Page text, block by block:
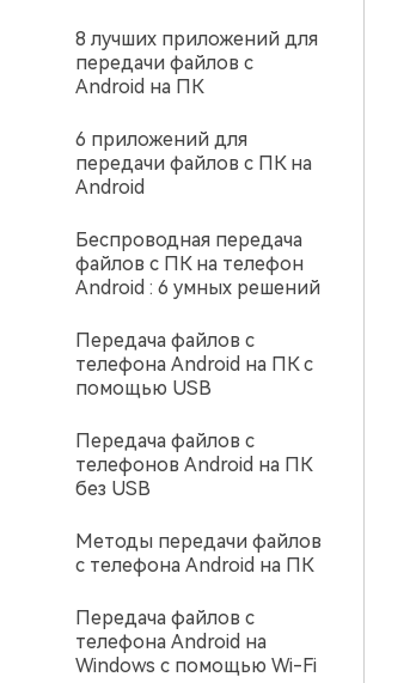
8 лучших приложений для
передачи файлов с
Android на ПК
6 приложений для
передачи файлов с ПК на
Android
Беспроводная передача
файлов с ПК на телефон
Android : 6 умных решений
Передача файлов с
телефона Android на ПК с
помощью USB
Передача файлов с
телефонов Android на ПК
без USB
Методы передачи файлов
с телефона Android на ПК
Передача файлов с
телефона Android на
Windows с помощью Wi-Fi